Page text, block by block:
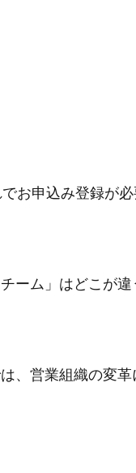
申込み登録が
ム」はどこが
、営業組織の変